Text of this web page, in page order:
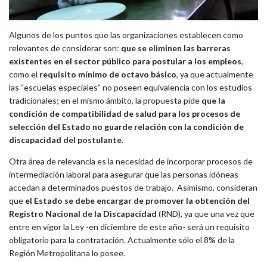
Algunos de los puntos que las organizaciones establecen como
relevantes de considerar son: que se eliminen las barreras
existentes en el sector público para postular a los empleos,
como el requisito mínimo de octavo básico, ya que actualmente
las “escuelas especiales” no poseen equivalencia con los estudios
tradicionales; en el mismo ámbito, la propuesta pide que la
condición de compatibilidad de salud para los procesos de
selección del Estado no guarde relación con la condición de
discapacidad del postulante.
Otra área de relevancia es la necesidad de incorporar procesos de
intermediación laboral para asegurar que las personas idóneas
accedan a determinados puestos de trabajo. Asimismo, consideran
que el Estado se debe encargar de promover la obtención del
Registro Nacional de la Discapacidad (RND), ya que una vez que
entre en vigor la Ley -en diciembre de este año- será un requisito
obligatorio para la contratación. Actualmente sólo el 8% de la
Región Metropolitana lo posee.